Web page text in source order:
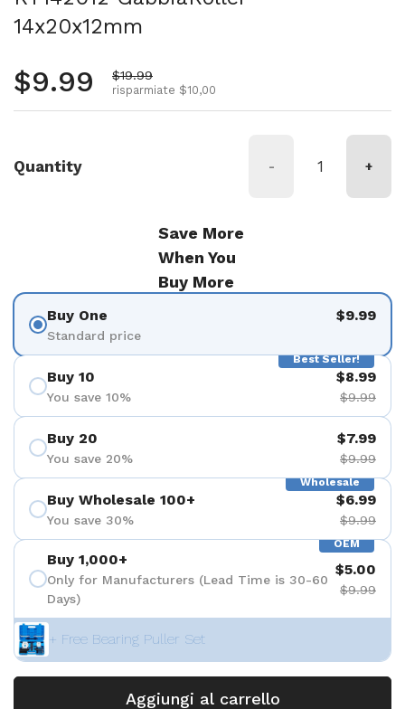
14x20x12mm
Prezzo normale
$9.99 Prezzo di vendita
$19.99
risparmiate $10,00
Quantity - +
Save More
When You
Buy More
Buy One
Standard price
$9.99
Best Seller!
Buy 10
You save 10%
$8.99
$9.99
Buy 20
You save 20%
$7.99
$9.99
Wholesale
Buy Wholesale 100+
You save 30%
$6.99
$9.99
OEM
Buy 1,000+
Only for Manufacturers (Lead Time is 30-60
Days)
$5.00
$9.99
+ Free Bearing Puller Set
Aggiungi al carrello